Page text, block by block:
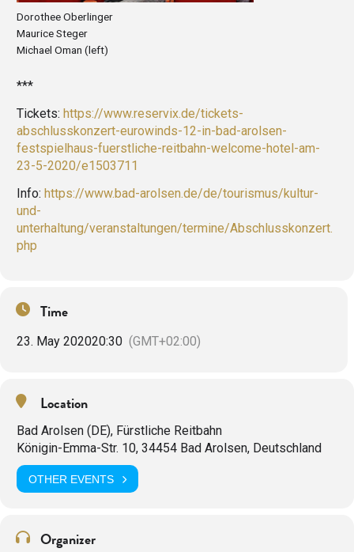
Dorothee Oberlinger
Maurice Steger
Michael Oman (left)
***
Tickets: https://www.reservix.de/tickets-
abschlusskonzert-eurowinds-12-in-bad-arolsen-
festspielhaus-fuerstliche-reitbahn-welcome-hotel-am-
23-5-2020/e1503711
Info: https://www.bad-arolsen.de/de/tourismus/kultur-
und-
unterhaltung/veranstaltungen/termine/Abschlusskonzert.
php
Time
23. May 202020:30 (GMT+02:00)
Location
Bad Arolsen (DE), Fürstliche Reitbahn
Königin-Emma-Str. 10, 34454 Bad Arolsen, Deutschland
OTHER EVENTS
Organizer